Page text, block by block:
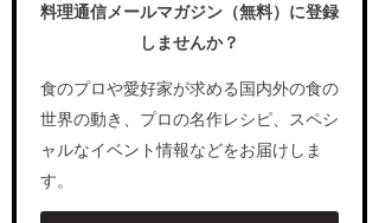
料理通信メールマガジン（無料）に登録
しませんか？
食のプロや愛好家が求める国内外の食の
世界の動き、プロの名作レシピ、スペシ
ャルなイベント情報などをお届けしま
す。